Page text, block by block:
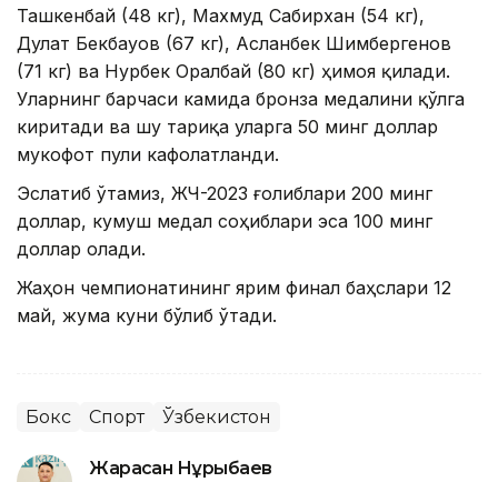
Ташкенбай (48 кг), Махмуд Сабирхан (54 кг),
Дулат Бекбауов (67 кг), Асланбек Шимбергенов
(71 кг) ва Нурбек Оралбай (80 кг) ҳимоя қилади.
Уларнинг барчаси камида бронза медалини қўлга
киритади ва шу тариқа уларга 50 минг доллар
мукофот пули кафолатланди.
Эслатиб ўтамиз, ЖЧ-2023 ғолиблари 200 минг
доллар, кумуш медал соҳиблари эса 100 минг
доллар олади.
Жаҳон чемпионатининг ярим финал баҳслари 12
май, жума куни бўлиб ўтади.
Бокс Спорт Ўзбекистон
Жарасқан Нұрыбаев